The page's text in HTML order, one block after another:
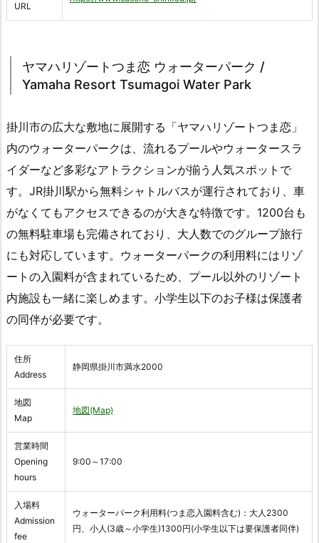
URL
ヤマハリゾートつま恋 ウォーターパーク /
Yamaha Resort Tsumagoi Water Park
掛川市の広大な敷地に展開する「ヤマハリゾートつま恋」
内のウォーターパークは、流れるプールやウォータースラ
イダーなど多彩なアトラクションが揃う人気スポットで
す。JR掛川駅から無料シャトルバスが運行されており、車
がなくてもアクセスできるのが大きな特徴です。1200台も
の無料駐車場も完備されており、大人数でのグループ旅行
にも対応しています。ウォーターパークの利用料にはリゾ
ートの入園料が含まれているため、プール以外のリゾート
内施設も一緒に楽しめます。小学生以下のお子様は保護者
の同伴が必要です。
住所
Address
静岡県掛川市満水2000
地図
Map
地図(Map)
営業時間
Opening
hours
9:00～17:00
入場料
Admission
fee
ウォーターパーク利用料(つま恋入園料含む)：大人2300
円、小人(3歳～小学生)1300円(小学生以下は要保護者同伴)